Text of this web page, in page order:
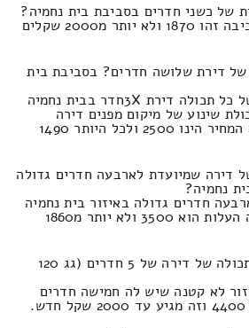
של כשני חדרים בסביבת בית נחמיה?
העלות בבית נחמיה והסביבה זהו 1870 ולא יותר מ2000 שקלים
של דירת שלושה חדרים? בסביבת בית
העלות לבשביל הובלה של כל תכולה דירת 3Xחדר בבית נחמיה
שינוע של מיקום מפנים דירה
שמיועדת לזוגות צעירים המחיר הינו 2500 ולכל היותר 1490
דירה שמיועדת לארבעה חדרים גדולה
חדרים גדולה באיזור בית נחמיה
מבלי פירוק ומארז והנפה העלות הוא 3500 ולא יותר מ1860
כמה תשלמו על העברת תכולה של דירה של 5 חדרים (גג 120
לא קטנה שיש לה חמישה חדרים